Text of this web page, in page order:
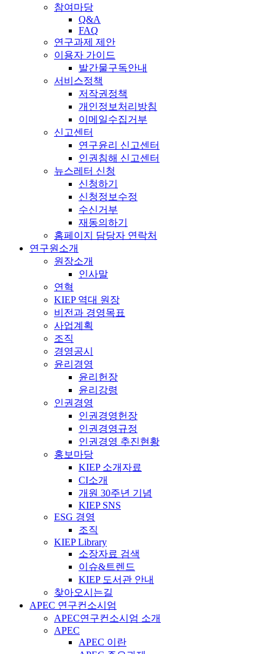
참여마당
Q&A
FAQ
연구과제 제안
이용자 가이드
발간물구독안내
서비스정책
저작권정책
개인정보처리방침
이메일수집거부
신고센터
연구윤리 신고센터
인권침해 신고센터
뉴스레터 신청
신청하기
신청정보수정
수신거부
재동의하기
홈페이지 담당자 연락처
연구원소개
원장소개
인사말
연혁
KIEP 역대 원장
비전과 경영목표
사업계획
조직
경영공시
윤리경영
윤리헌장
윤리강령
인권경영
인권경영헌장
인권경영규정
인권경영 추진현황
홍보마당
KIEP 소개자료
CI소개
개원 30주년 기념
KIEP SNS
ESG 경영
조직
KIEP Library
소장자료 검색
이슈&트렌드
KIEP 도서관 안내
찾아오시는길
APEC 연구컨소시엄
APEC연구컨소시엄 소개
APEC
APEC 이란